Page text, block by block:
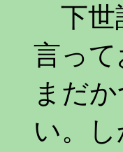
下世
言っ
まだ
い。